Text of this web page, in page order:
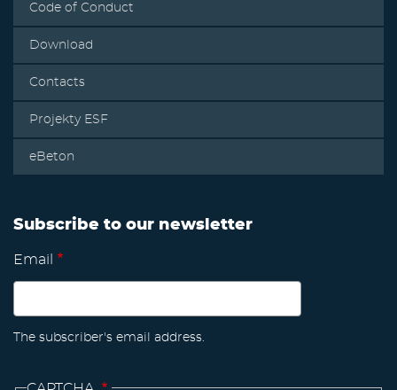
Code of Conduct
Download
Contacts
Projekty ESF
eBeton
Subscribe to our newsletter
Email
The subscriber's email address.